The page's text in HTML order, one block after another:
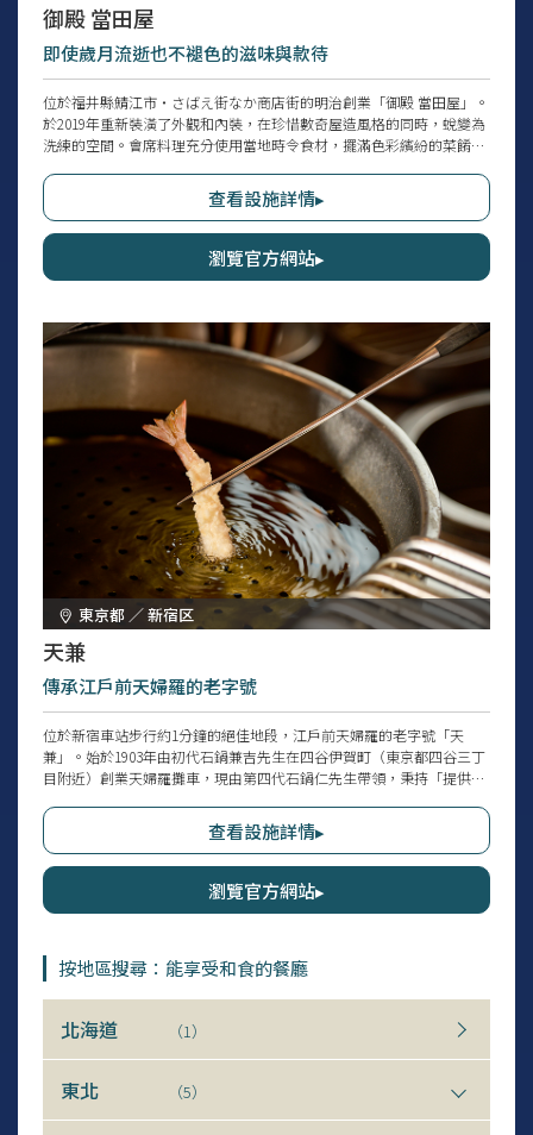
御殿 當田屋
即使歲月流逝也不褪色的滋味與款待
位於福井縣鯖江市・さばえ街なか商店街的明治創業「御殿 當田屋」。
於2019年重新裝潢了外觀和內裝，在珍惜數奇屋造風格的同時，蛻變為
洗練的空間。會席料理充分使用當地時令食材，擺滿色彩繽紛的菜餚。
的珍品，不容錯過。也推薦搭配地酒享用的晚餐。平日多用於聚餐和宴
會，假日則多用於慶事和喪事，新上任時僅22歲的女將以款待與傳統風
味溫暖歡迎來訪客人。
查看設施詳情▸
瀏覽官方網站▸
東京都 ／ 新宿区
天兼
傳承江戶前天婦羅的老字號
位於新宿車站步行約1分鐘的絕佳地段，江戶前天婦羅的老字號「天
兼」。始於1903年由初代石鍋兼吉先生在四谷伊賀町（東京都四谷三丁
目附近）創業天婦羅攤車，現由第四代石鍋仁先生帶領，秉持「提供真
道。店內散發樸實而清雅的日式風情，並呈現代代相傳的傳統重量感。
能近距離觀看料理人的動作的櫃檯掘炬燵式和室座位限定「和室天婦羅
套餐」，非常適合與重要的人共度特別的日子。
查看設施詳情▸
瀏覽官方網站▸
按地區搜尋：能享受和食的餐廳
北海道 （1）
東北 （5）